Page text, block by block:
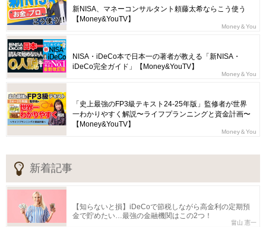
新NISA、マネーコンサルタント頼藤太希ならこう使う
【Money&YouTV】
Money＆You
NISA・iDeCo本で日本一の著者が教える「新NISA・
iDeCo完全ガイド」【Money&YouTV】
Money＆You
「史上最強のFP3級テキスト24-25年版」監修者が世界
一わかりやすく解説〜ライフプランニングと資金計画〜
【Money&YouTV】
Money＆You
新着記事
【知らないと損】iDeCoで節税しながら高金利の定期預
金で貯めたい…最強の金融機関はこの2つ！
畠山 憲一